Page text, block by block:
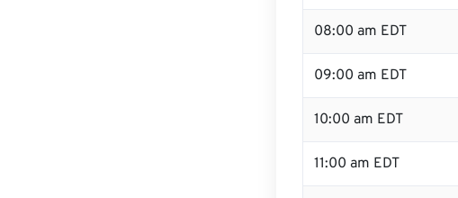
08:00 am EDT
09:00 am EDT
10:00 am EDT
11:00 am EDT